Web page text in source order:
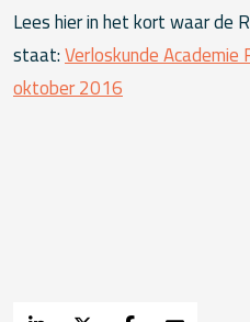
Lees hier in het kort waar de
staat:Verloskunde
oktober 2016